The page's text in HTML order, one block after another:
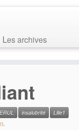
Les archives
insalubrité
Lille1
.